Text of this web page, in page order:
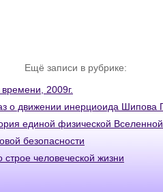
Ещё записи в рубрике:
2009г.
о движении инерциоида Шипова
единой физической
безопасности
человеческой жизни